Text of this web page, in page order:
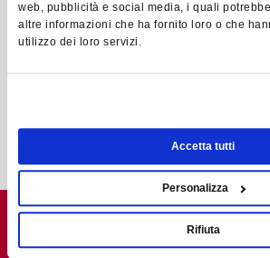
web, pubblicità e social media, i quali
altre informazioni che ha fornito loro o che
utilizzo dei loro servizi.
Accetta tutti
Personalizza
Rifiuta
COMPILA IL
RICEVI IL PASS
GRATUITO